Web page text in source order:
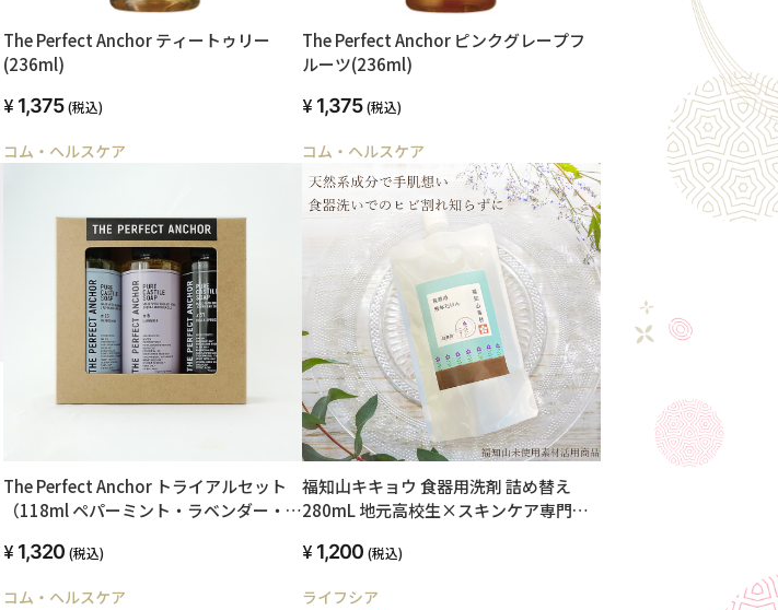
The Perfect Anchor ティートゥリー
(236ml)
1,375 (税込)
コム・ヘルスケア
The Perfect Anchor ピンクグレープフ
ルーツ(236ml)
1,375 (税込)
コム・ヘルスケア
The Perfect Anchor トライアルセット
（118ml ペパーミント・ラベンダー・ブ
1,320 (税込)
コム・ヘルスケア
福知山キキョウ 食器用洗剤 詰め替え
280mL 地元高校生×スキンケア専門家
1,200 (税込)
ライフシア